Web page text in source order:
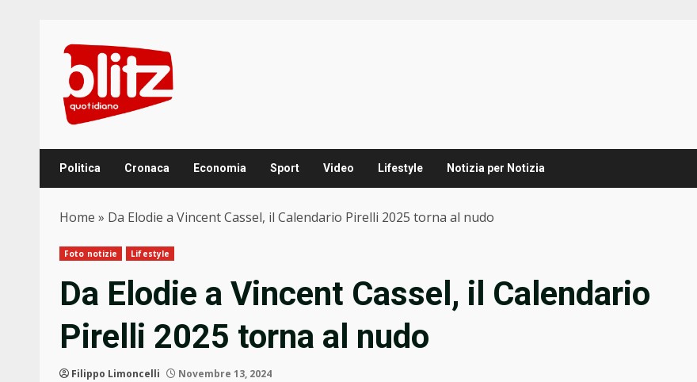
content
Politica Cronaca Economia Sport Video Lifestyle Notizia per Notizia
Home » Da Elodie a Vincent Cassel, il Calendario Pirelli 2025 torna al nudo
Foto notizie Lifestyle
Da Elodie a Vincent Cassel, il Calendario
Pirelli 2025 torna al nudo
Filippo Limoncelli Novembre 13, 2024